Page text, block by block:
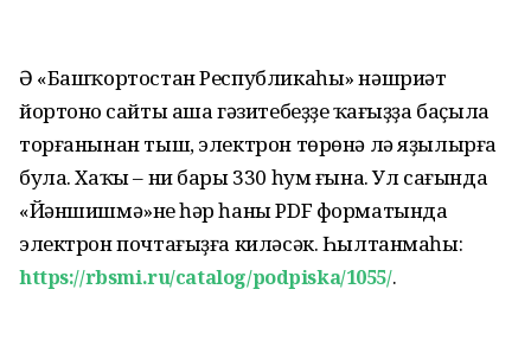
Ә «Башҡортостан Республикаһы» нәшриәт
йортоноң сайты аша гәзитебеҙҙең ҡағыҙҙа баҫыла
торғанынан тыш, электрон төрөнә лә яҙылырға
була. Хаҡы – ни бары 330 һум ғына. Ул сағында
«Йәншишмә»нең һәр һаны PDF форматында
электрон почтағыҙға киләсәк. Һылтанмаһы:
https://rbsmi.ru/catalog/podpiska/1055/.